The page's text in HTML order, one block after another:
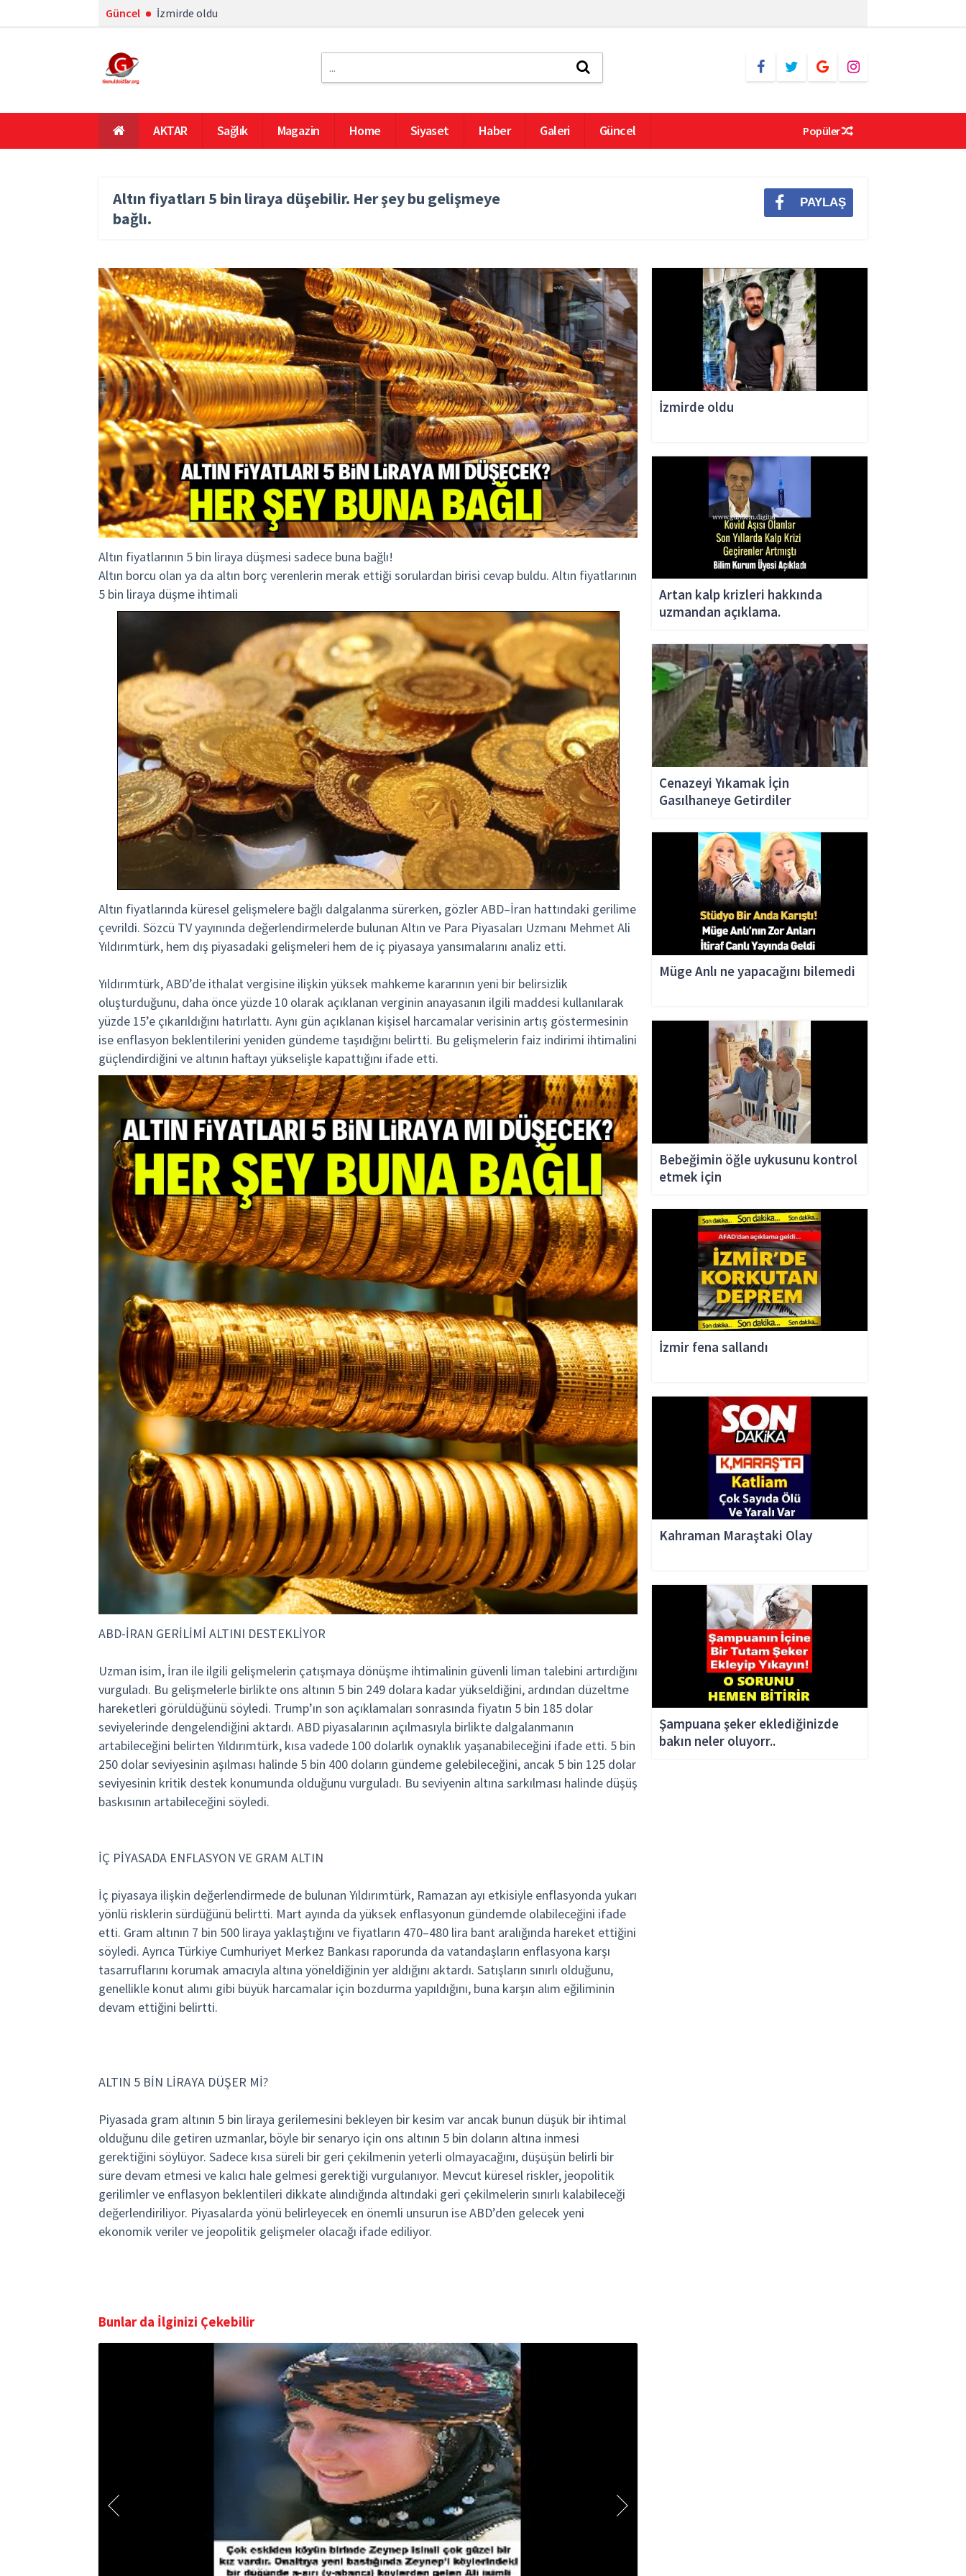
Güncel İzmirde oldu
AKTAR Sağlık Magazin Home Siyaset Haber Galeri Güncel Popüler
Altın fiyatları 5 bin liraya düşebilir. Her şey bu gelişmeye
bağlı.
PAYLAŞ
Altın fiyatlarının 5 bin liraya düşmesi sadece buna bağlı!
Altın borcu olan ya da altın borç verenlerin merak ettiği sorulardan birisi cevap buldu. Altın fiyatlarının
5 bin liraya düşme ihtimali
Altın fiyatlarında küresel gelişmelere bağlı dalgalanma sürerken, gözler ABD–İran hattındaki gerilime
çevrildi. Sözcü TV yayınında değerlendirmelerde bulunan Altın ve Para Piyasaları Uzmanı Mehmet Ali
Yıldırımtürk, hem dış piyasadaki gelişmeleri hem de iç piyasaya yansımalarını analiz etti.
Yıldırımtürk, ABD’de ithalat vergisine ilişkin yüksek mahkeme kararının yeni bir belirsizlik
oluşturduğunu, daha önce yüzde 10 olarak açıklanan verginin anayasanın ilgili maddesi kullanılarak
yüzde 15’e çıkarıldığını hatırlattı. Aynı gün açıklanan kişisel harcamalar verisinin artış göstermesinin
ise enflasyon beklentilerini yeniden gündeme taşıdığını belirtti. Bu gelişmelerin faiz indirimi ihtimalini
güçlendirdiğini ve altının haftayı yükselişle kapattığını ifade etti.
ABD-İRAN GERİLİMİ ALTINI DESTEKLİYOR
Uzman isim, İran ile ilgili gelişmelerin çatışmaya dönüşme ihtimalinin güvenli liman talebini artırdığını
vurguladı. Bu gelişmelerle birlikte ons altının 5 bin 249 dolara kadar yükseldiğini, ardından düzeltme
hareketleri görüldüğünü söyledi. Trump’ın son açıklamaları sonrasında fiyatın 5 bin 185 dolar
seviyelerinde dengelendiğini aktardı. ABD piyasalarının açılmasıyla birlikte dalgalanmanın
artabileceğini belirten Yıldırımtürk, kısa vadede 100 dolarlık oynaklık yaşanabileceğini ifade etti. 5 bin
250 dolar seviyesinin aşılması halinde 5 bin 400 doların gündeme gelebileceğini, ancak 5 bin 125 dolar
seviyesinin kritik destek konumunda olduğunu vurguladı. Bu seviyenin altına sarkılması halinde düşüş
baskısının artabileceğini söyledi.
İÇ PİYASADA ENFLASYON VE GRAM ALTIN
İç piyasaya ilişkin değerlendirmede de bulunan Yıldırımtürk, Ramazan ayı etkisiyle enflasyonda yukarı
yönlü risklerin sürdüğünü belirtti. Mart ayında da yüksek enflasyonun gündemde olabileceğini ifade
etti. Gram altının 7 bin 500 liraya yaklaştığını ve fiyatların 470–480 lira bant aralığında hareket ettiğini
söyledi. Ayrıca Türkiye Cumhuriyet Merkez Bankası raporunda da vatandaşların enflasyona karşı
tasarruflarını korumak amacıyla altına yöneldiğinin yer aldığını aktardı. Satışların sınırlı olduğunu,
genellikle konut alımı gibi büyük harcamalar için bozdurma yapıldığını, buna karşın alım eğiliminin
devam ettiğini belirtti.
ALTIN 5 BİN LİRAYA DÜŞER Mİ?
Piyasada gram altının 5 bin liraya gerilemesini bekleyen bir kesim var ancak bunun düşük bir ihtimal
olduğunu dile getiren uzmanlar, böyle bir senaryo için ons altının 5 bin doların altına inmesi
gerektiğini söylüyor. Sadece kısa süreli bir geri çekilmenin yeterli olmayacağını, düşüşün belirli bir
süre devam etmesi ve kalıcı hale gelmesi gerektiği vurgulanıyor. Mevcut küresel riskler, jeopolitik
gerilimler ve enflasyon beklentileri dikkate alındığında altındaki geri çekilmelerin sınırlı kalabileceği
değerlendiriliyor. Piyasalarda yönü belirleyecek en önemli unsurun ise ABD’den gelecek yeni
ekonomik veriler ve jeopolitik gelişmeler olacağı ifade ediliyor.
Bunlar da İlginizi Çekebilir
İzmirde oldu
Artan kalp krizleri hakkında
uzmandan açıklama.
Cenazeyi Yıkamak İçin
Gasılhaneye Getirdiler
Müge Anlı ne yapacağını bilemedi
Bebeğimin öğle uykusunu kontrol
etmek için
İzmir fena sallandı
Kahraman Maraştaki Olay
Şampuana şeker eklediğinizde
bakın neler oluyorr..